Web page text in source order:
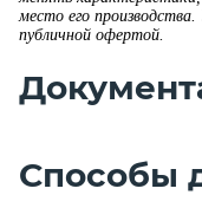
место его
публичной офертой.
Способы